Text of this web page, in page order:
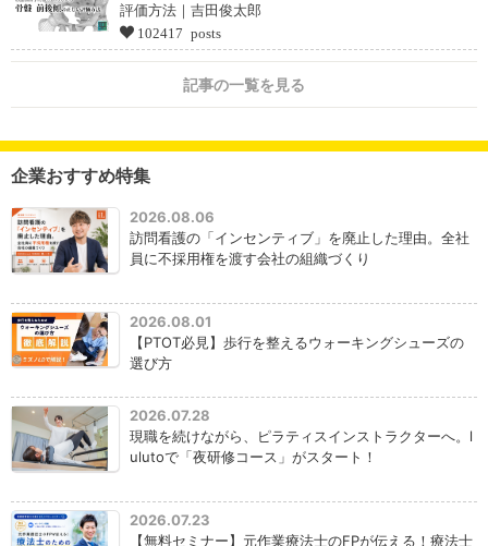
評価方法｜吉田俊太郎
102417 posts
記事の一覧を見る
企業おすすめ特集
2026.08.06
訪問看護の「インセンティブ」を廃止した理由。全社
員に不採用権を渡す会社の組織づくり
2026.08.01
【PTOT必見】歩行を整えるウォーキングシューズの
選び方
2026.07.28
現職を続けながら、ピラティスインストラクターへ。l
ulutoで「夜研修コース」がスタート！
2026.07.23
【無料セミナー】元作業療法士のFPが伝える！療法士